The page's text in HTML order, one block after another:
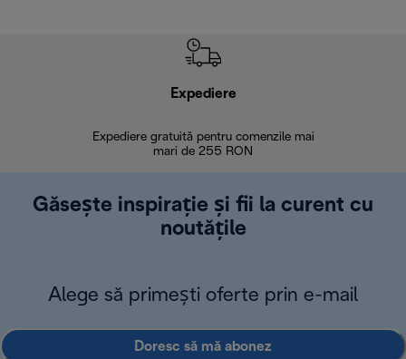
Expediere
Expediere gratuită pentru comenzile mai
mari de 255 RON
Găsește inspirație și fii la curent cu
noutățile
Alege să primești oferte prin e-mail
Doresc să mă abonez